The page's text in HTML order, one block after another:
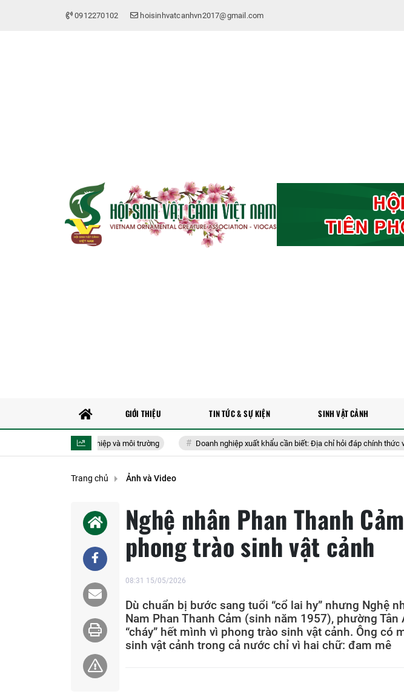
0912270102 hoisinhvatcanhvn2017@gmail.com
vực nông nghiệp và môi trường Doanh nghiệp xuất khẩu cần biết: Địa chỉ hỏi đáp chính thức về các quy
GIỚI THIỆU TIN TỨC & SỰ KIỆN SINH VẬT CẢNH
Trang chủ Ảnh và Video
Nghệ nhân Phan Thanh
phong trào sinh vật cảnh
08:31 15/05/2026
Dù chuẩn bị bước sang tuổi “cổ lai hy” nhưng Nghệ
Nam Phan Thanh Cảm (sinh năm 1957), phường Tân
“cháy” hết mình vì phong trào sinh vật cảnh. Ông có
sinh vật cảnh trong cả nước chỉ vì hai chữ: đam mê